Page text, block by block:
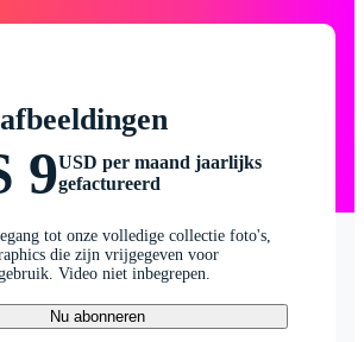
9USD per maand jaarlijks
gefactureerd
tot onze volledige collectie foto's,
die zijn vrijgegeven voor
Video niet inbegrepen.
Nu abonneren